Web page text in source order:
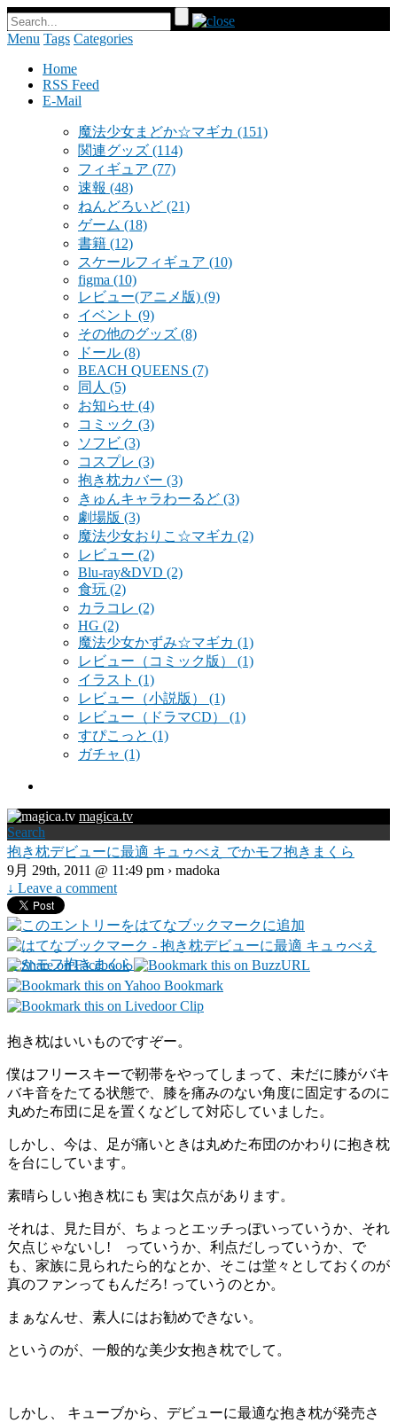
Menu Tags Categories
Home
RSS Feed
E-Mail
魔法少女まどか☆マギカ (151)
関連グッズ (114)
フィギュア (77)
速報 (48)
ねんどろいど (21)
ゲーム (18)
書籍 (12)
スケールフィギュア (10)
figma (10)
レビュー(アニメ版) (9)
イベント (9)
その他のグッズ (8)
ドール (8)
BEACH QUEENS (7)
同人 (5)
お知らせ (4)
コミック (3)
ソフビ (3)
コスプレ (3)
抱き枕カバー (3)
きゅんキャラわーるど (3)
劇場版 (3)
魔法少女おりこ☆マギカ (2)
レビュー (2)
Blu-ray&DVD (2)
食玩 (2)
カラコレ (2)
HG (2)
魔法少女かずみ☆マギカ (1)
レビュー（コミック版） (1)
イラスト (1)
レビュー（小説版） (1)
レビュー（ドラマCD） (1)
すぴこっと (1)
ガチャ (1)
magica.tv
Search
抱き枕デビューに最適 キュゥべえ でかモフ抱きまくら
9月 29th, 2011 @ 11:49 pm › madoka
↓ Leave a comment
抱き枕はいいものですぞー。
僕はフリースキーで靭帯をやってしまって、未だに膝がバキ
バキ音をたてる状態で、膝を痛みのない角度に固定するのに
丸めた布団に足を置くなどして対応していました。
しかし、今は、足が痛いときは丸めた布団のかわりに抱き枕
を台にしています。
素晴らしい抱き枕にも 実は欠点があります。
それは、見た目が、ちょっとエッチっぽいっていうか、それ
欠点じゃないし! っていうか、利点だしっていうか、で
も、家族に見られたら的なとか、そこは堂々としておくのが
真のファンってもんだろ! っていうのとか。
まぁなんせ、素人にはお勧めできない。
というのが、一般的な美少女抱き枕でして。
しかし、 キューブから、デビューに最適な抱き枕が発売さ